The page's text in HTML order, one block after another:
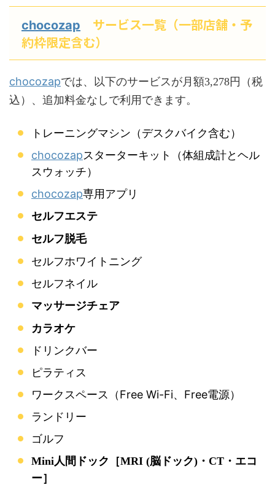
chocozap
サービス一覧（一部店舗・予
約枠限定含む）
chocozapでは、以下のサービスが月額3,278円（税
込）、追加料金なしで利用できます。
トレーニングマシン（デスクバイク含む）
chocozapスターターキット（体組成計とヘル
スウォッチ）
chocozap専用アプリ
セルフエステ
セルフ脱毛
セルフホワイトニング
セルフネイル
マッサージチェア
カラオケ
ドリンクバー
ピラティス
ワークスペース（Free Wi-Fi、Free電源）
ランドリー
ゴルフ
Mini人間ドック［MRI (脳ドック)・CT・エコ
ー］